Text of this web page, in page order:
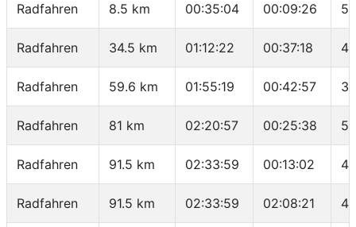
Radfahren 8.5 km 00:35:04 00:09:26
Radfahren 34.5 km 01:12:22 00:37:18
Radfahren 59.6 km 01:55:19 00:42:57
Radfahren 81 km 02:20:57 00:25:38
Radfahren 91.5 km 02:33:59 00:13:02
Radfahren 91.5 km 02:33:59 02:08:21